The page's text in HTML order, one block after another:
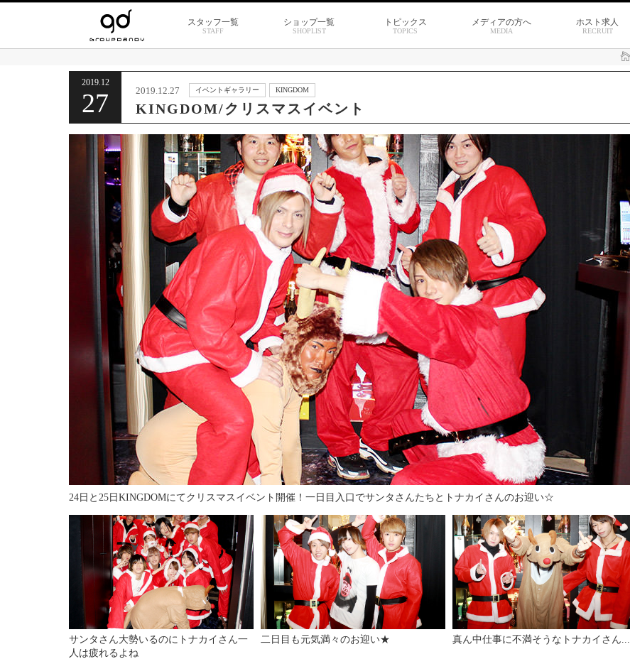
スタッフ一覧
STAFF
ショップ一覧
SHOPLIST
トピックス
TOPICS
メディアの方へ
MEDIA
ホスト求人
RECRUIT
2019.12
27 2019.12.27 イベントギャラリー KINGDOM
KINGDOM/クリスマスイベント
24日と25日KINGDOMにてクリスマスイベント開催！一日目入口でサンタさんたちとトナカイさんのお迎い☆
サンタさん大勢いるのにトナカイさん一
人は疲れるよね
二日目も元気満々のお迎い★ 真ん中仕事に不満そうなトナカイさん...